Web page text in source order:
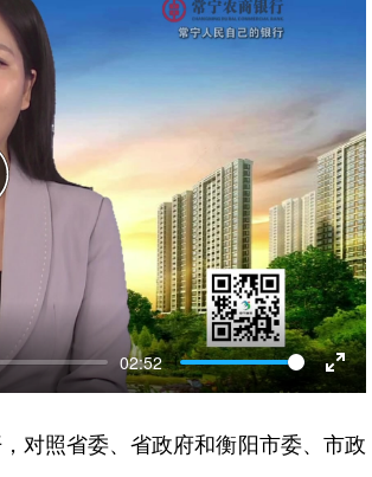
02:52
Enter
对照省委、省政府和衡阳市委、市政